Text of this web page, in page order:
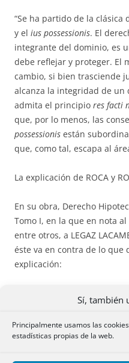
Sí, también
Principalmente usamos las
estadísticas propias de la web.
“Se ha partido de la clásica
y el ius pos­sessionis. El
integrante del dominio, es
debe reflejar y proteger. El
cambio, si bien trasciende
alcanza la integridad de un
admita el principio res fac­ti
que, por lo menos, las
pos­sessionis están
que, como tal, es­ca­pa al
La explicación de ROCA y
En su obra, Derecho
Tomo I, en la que en nota
entre otros, a LEGAZ
éste va en contra de lo que
explicación:
«La Ley Hipotecaria,
legitimar al titular registral
inscrito a su nombre,
persona quien